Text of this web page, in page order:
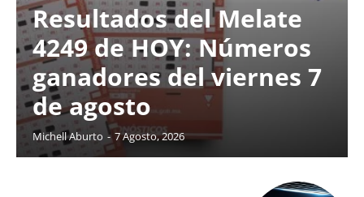
Resultados del Melate
4249 de HOY: Números
ganadores del viernes 7
de agosto
Michell Aburto - 7 Agosto, 2026